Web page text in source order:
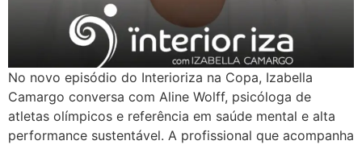
No novo episódio do Interioriza na Copa, Izabella
Camargo conversa com Aline Wolff, psicóloga de
atletas olímpicos e referência em saúde mental e alta
performance sustentável. A profissional que acompanha